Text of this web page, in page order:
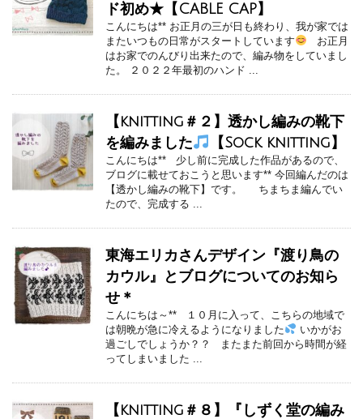
ド初め★【CABLE CAP】
こんにちは** お正月の三が日も終わり、我が家では
またいつもの日常がスタートしています
お正月
はお家でのんびり出来たので、編み物をしていまし
た。 ２０２２年最初のハンド ...
【knitting＃２】透かし編みの靴下
を編みました
【Sock knitting】
こんにちは** 少し前に完成した作品があるので、
ブログに載せておこうと思います** 今回編んだのは
【透かし編みの靴下】です。 ちまちま編んでい
たので、完成する ...
東海エリカさんデザイン『渡り鳥の
カウル』とブログについてのお知ら
せ＊
こんにちは～** １０月に入って、こちらの地域で
は朝晩が急に冷えるようになりました
いかがお
過ごしでしょうか？？ またまた前回から時間が経
ってしまいました ...
【knitting＃８】『しずく堂の編み